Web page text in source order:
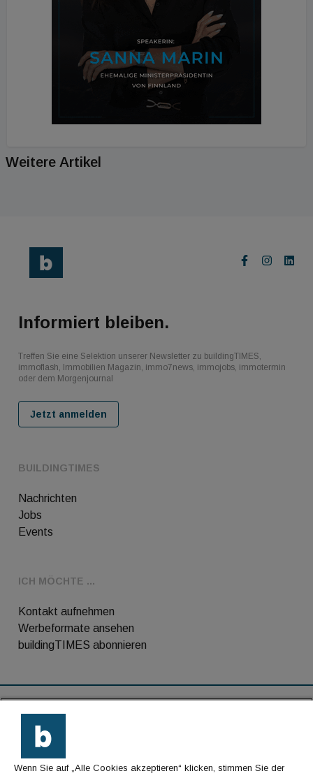
Weitere Artikel
BUILDINGTIMES
Nachrichten
Jobs
Events
ICH MÖCHTE ...
Kontakt aufnehmen
Werbeformate ansehen
buildingTIMES abonnieren
Informiert bleiben.
Treffen Sie eine Selektion unserer Newsletter zu buildingTIMES,
immoflash, Immobilien Magazin, immo7news, immojobs, immotermin
oder dem Morgenjournal
Jetzt anmelden
Kontakt
Impressum
Wenn Sie auf „Alle Cookies akzeptieren“ klicken, stimmen Sie der